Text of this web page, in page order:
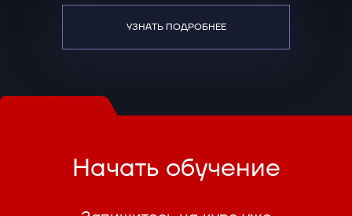
УЗНАТЬ ПОДРОБНЕЕ
Начать обучение